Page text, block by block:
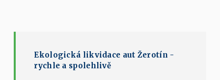
Ekologická likvidace aut Žerotín -
rychle a spolehlivě